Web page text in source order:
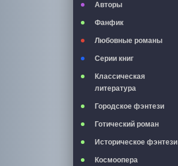
Авторы
Фанфик
Любовные романы
Серии книг
Классическая
литература
Городское фэнтези
Готический роман
Историческое фэнтези
Космоопера